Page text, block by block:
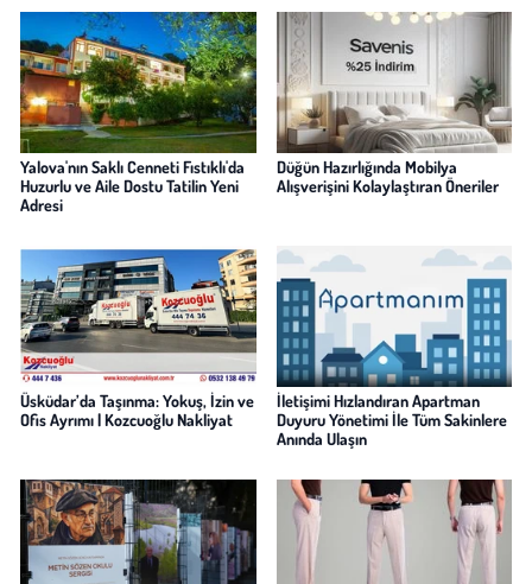
Yalova'nın Saklı Cenneti Fıstıklı'da
Huzurlu ve Aile Dostu Tatilin Yeni
Adresi
Düğün Hazırlığında Mobilya
Alışverişini Kolaylaştıran Öneriler
Üsküdar’da Taşınma: Yokuş, İzin ve
Ofis Ayrımı | Kozcuoğlu Nakliyat
İletişimi Hızlandıran Apartman
Duyuru Yönetimi İle Tüm Sakinlere
Anında Ulaşın